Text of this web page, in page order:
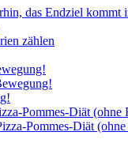
das Endziel kommt
zählen
Pommes-Diät (ohne
Pommes-Diät